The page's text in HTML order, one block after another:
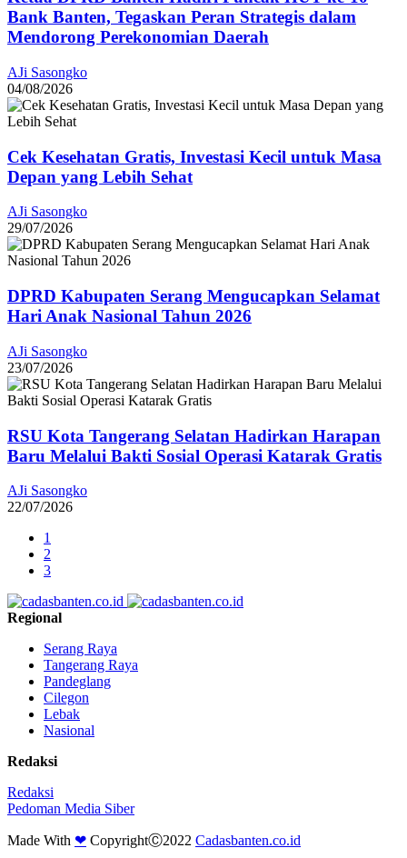
Bank Banten, Tegaskan Peran Strategis dalam
Mendorong Perekonomian Daerah
AJi Sasongko
04/08/2026
Cek Kesehatan Gratis, Investasi Kecil untuk Masa
Depan yang Lebih Sehat
AJi Sasongko
29/07/2026
DPRD Kabupaten Serang Mengucapkan Selamat
Hari Anak Nasional Tahun 2026
AJi Sasongko
23/07/2026
RSU Kota Tangerang Selatan Hadirkan Harapan
Baru Melalui Bakti Sosial Operasi Katarak Gratis
AJi Sasongko
22/07/2026
1
2
3
Regional
Serang Raya
Tangerang Raya
Pandeglang
Cilegon
Lebak
Nasional
Redaksi
Redaksi
Pedoman Media Siber
Made With ❤ CopyrightⒸ2022 Cadasbanten.co.id